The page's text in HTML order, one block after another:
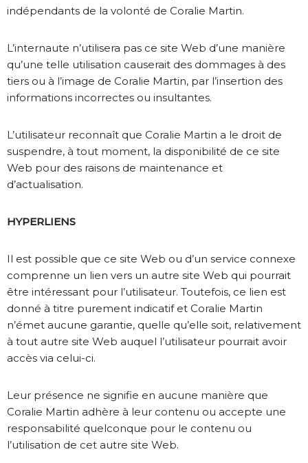
indépendants de la volonté de Coralie Martin.
L’internaute n’utilisera pas ce site Web d’une manière
qu’une telle utilisation causerait des dommages à des
tiers ou à l’image de Coralie Martin, par l’insertion des
informations incorrectes ou insultantes.
L’utilisateur reconnaît que Coralie Martin a le droit de
suspendre, à tout moment, la disponibilité de ce site
Web pour des raisons de maintenance et
d’actualisation.
HYPERLIENS
Il est possible que ce site Web ou d’un service connexe
comprenne un lien vers un autre site Web qui pourrait
être intéressant pour l’utilisateur. Toutefois, ce lien est
donné à titre purement indicatif et Coralie Martin
n’émet aucune garantie, quelle qu’elle soit, relativement
à tout autre site Web auquel l’utilisateur pourrait avoir
accès via celui-ci.
Leur présence ne signifie en aucune manière que
Coralie Martin adhère à leur contenu ou accepte une
responsabilité quelconque pour le contenu ou
l’utilisation de cet autre site Web.